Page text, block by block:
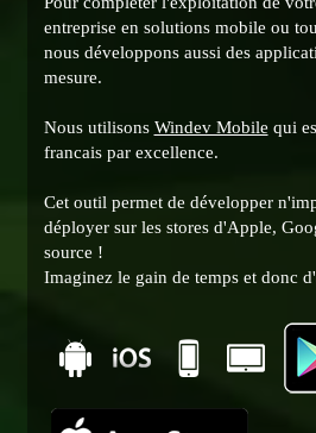
entreprise en solutions mobile ou
nous développons aussi des
mesure.
Nous utilisons Windev Mobile qui
francais par excellence.
Cet outil permet de développer
déployer sur les stores d'Apple,
source !
Imaginez le gain de temps et donc